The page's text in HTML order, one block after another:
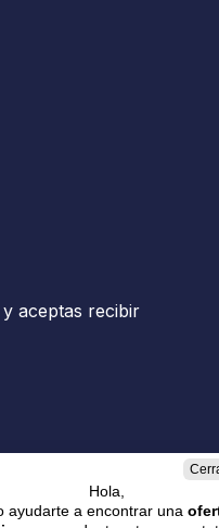
aceptas recibir
Hola,
ayudarte a encontrar una